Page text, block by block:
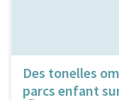
Des tonelles
parcs enfant